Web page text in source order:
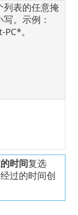
列表的任意掩
。示例：
。
时间复选
过的时间创